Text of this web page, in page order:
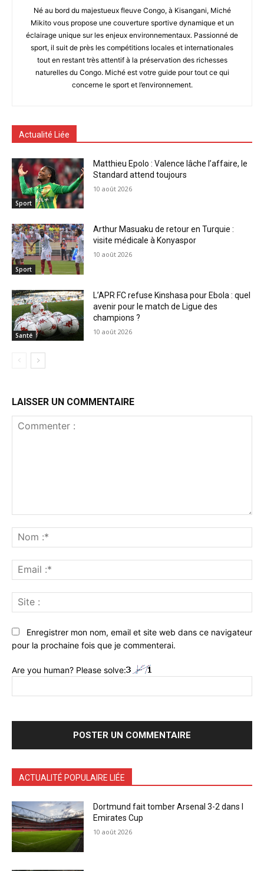
Né au bord du majestueux fleuve Congo, à Kisangani, Miché
Mikito vous propose une couverture sportive dynamique et un
éclairage unique sur les enjeux environnementaux. Passionné de
sport, il suit de près les compétitions locales et internationales
tout en restant très attentif à la préservation des richesses
naturelles du Congo. Miché est votre guide pour tout ce qui
concerne le sport et l’environnement.
Actualité Liée
Sport
Matthieu Epolo : Valence lâche l’affaire, le
Standard attend toujours
10 août 2026
Sport
Arthur Masuaku de retour en Turquie :
visite médicale à Konyaspor
10 août 2026
Santé
L’APR FC refuse Kinshasa pour Ebola : quel
avenir pour le match de Ligue des
champions ?
10 août 2026
LAISSER UN COMMENTAIRE
:*
:*
:
Enregistrer mon nom, email et site web dans ce navigateur
pour la prochaine fois que je commenterai.
Are you human? Please solve:
ACTUALITÉ POPULAIRE LIÉE
Dortmund fait tomber Arsenal 3-2 dans l
Emirates Cup
10 août 2026